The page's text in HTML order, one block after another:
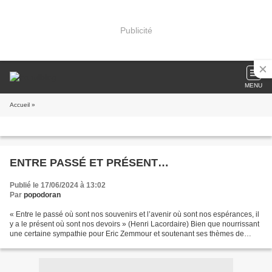
Publicité
MENU
Accueil »
ENTRE PASSÉ ET PRÉSENT…
Publié le 17/06/2024 à 13:02
Par popodoran
« Entre le passé où sont nos souvenirs et l’avenir où sont nos espérances, il
y a le présent où sont nos devoirs » (Henri Lacordaire) Bien que nourrissant
une certaine sympathie pour Eric Zemmour et soutenant ses thèmes de